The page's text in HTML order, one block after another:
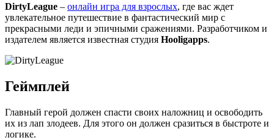
DirtyLeague – онлайн игра для взрослых, где вас ждет
увлекательное путешествие в фантастический мир с
прекрасными леди и эпичными сражениями. Разработчиком и
издателем является известная студия Hooligapps.
Геймплей
Главный герой должен спасти своих наложниц и освободить
их из лап злодеев. Для этого он должен сразиться в быстроте и
логике.